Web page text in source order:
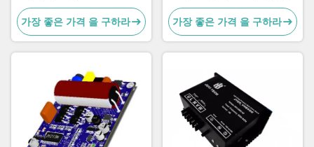
L.V 보호 PWM 주파수 1-
20KHZ
가장 좋은 가격 을 구하라
브러쉬 없는 DC 모터, DC 모
터 컨트롤러
가장 좋은 가격 을 구하라